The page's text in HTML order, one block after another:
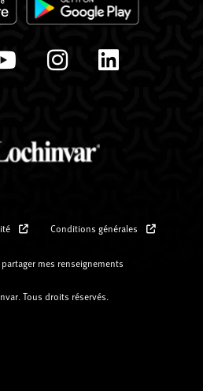
Conditions générales
mes renseignements
Tous droits réservés.